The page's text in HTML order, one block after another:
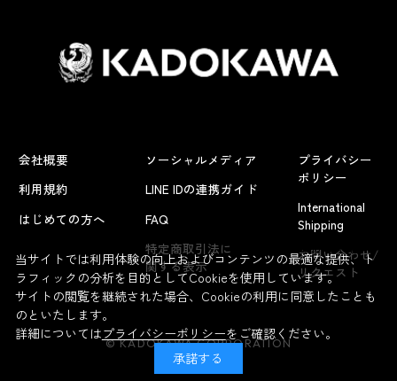
よくあるお問い合わせ
会社概要
利用規約
はじめての方へ
ソーシャルメディア
LINE IDの連携ガイド
FAQ
特定商取引法に
関する表示
プライバシー
ポリシー
International
Shipping
お問い合わせ/
リクエスト
© KADOKAWA CORPORATION
当サイトでは利用体験の向上およびコンテンツの最適な提供、ト
ラフィックの分析を目的としてCookieを使用しています。
サイトの閲覧を継続された場合、Cookieの利用に同意したことも
のといたします。
詳細についてはプライバシーポリシーをご確認ください。
承諾する